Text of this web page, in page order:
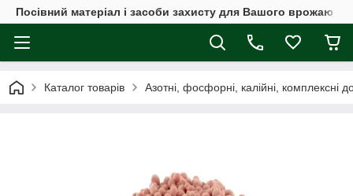
Посівний матеріал і засоби захисту для Вашого врожаю
Каталог товарів Азотні, фосфорні, калійні, комплексні